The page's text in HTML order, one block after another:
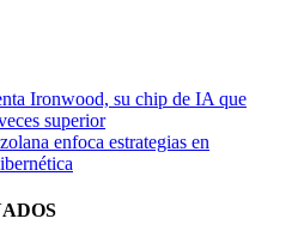
Ironwood, su chip de IA que
superior
enfoca estrategias en